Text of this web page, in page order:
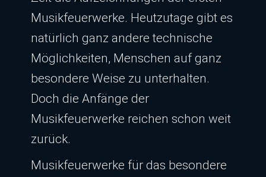
Musikfeuerwerke. Heutzutage gibt es
natürlich ganz andere technische
Möglichkeiten, Menschen auf ganz
besondere Weise zu unterhalten.
Doch die Anfänge der
Musikfeuerwerke reichen schon weit
zurück.
Musikfeuerwerke für das besondere